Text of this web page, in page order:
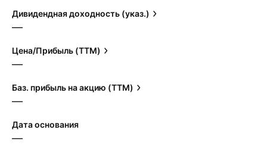
Дивидендная доходность (указ.)
—
Цена/Прибыль (TTM)
—
Баз. прибыль на акцию (TTM)
—
Дата основания
—